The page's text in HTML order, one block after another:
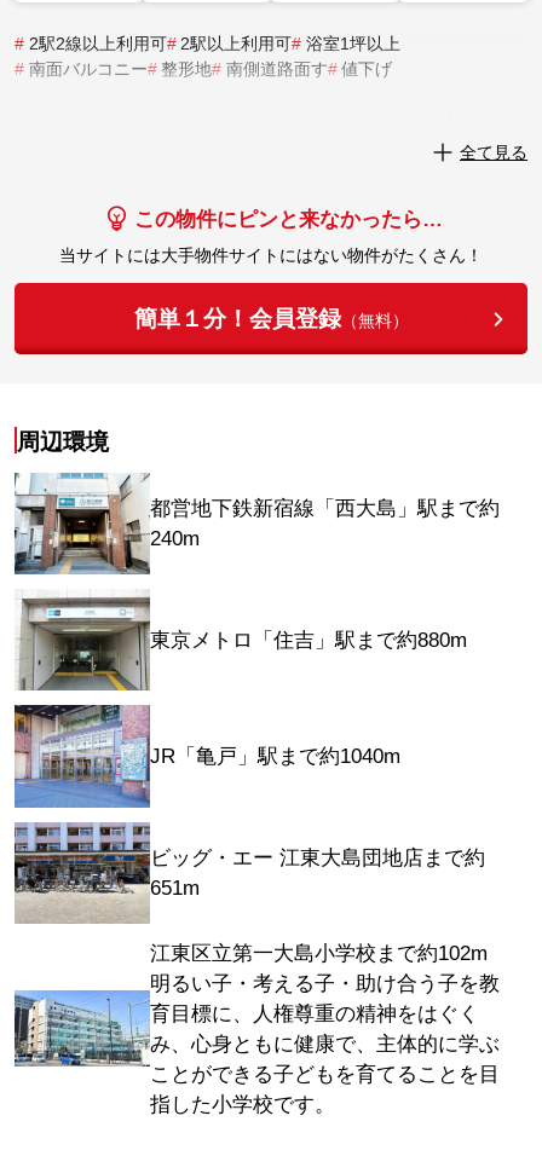
# 2駅2線以上利用可# 2駅以上利用可# 浴室1坪以上
# 南面バルコニー# 整形地# 南側道路面す# 値下げ
全て見る
この物件にピンと来なかったら…
当サイトには大手物件サイトにはない物件がたくさん！
簡単１分！会員登録（無料）
周辺環境
都営地下鉄新宿線「西大島」駅まで約
240m
東京メトロ「住吉」駅まで約880m
JR「亀戸」駅まで約1040m
ビッグ・エー 江東大島団地店まで約
651m
江東区立第一大島小学校まで約102m
明るい子・考える子・助け合う子を教
育目標に、人権尊重の精神をはぐく
み、心身ともに健康で、主体的に学ぶ
ことができる子どもを育てることを目
指した小学校です。